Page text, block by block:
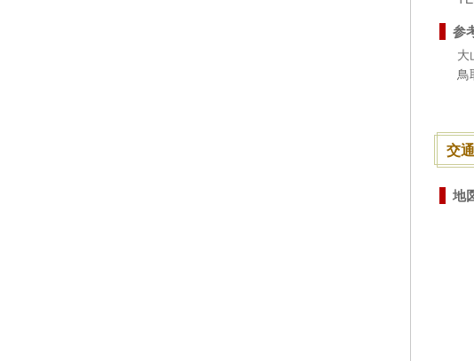
参
大
鳥
交
地